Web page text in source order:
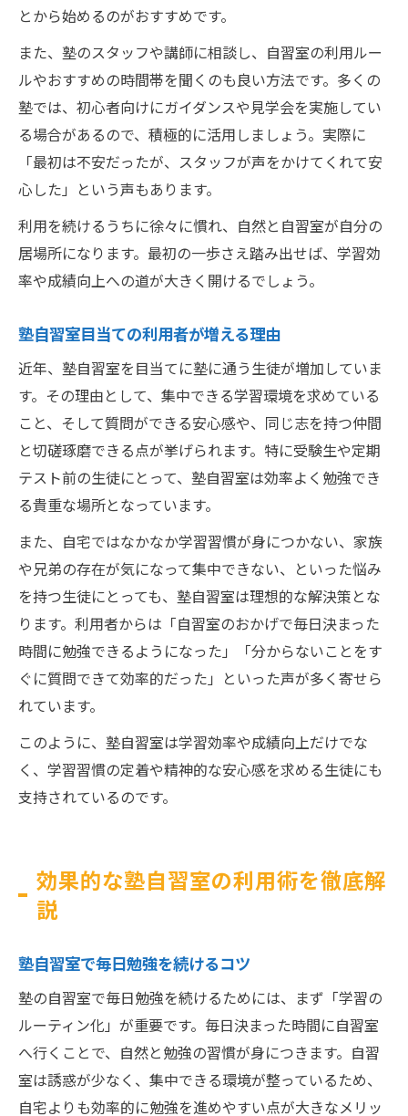
とから始めるのがおすすめです。
また、塾のスタッフや講師に相談し、自習室の利用ルー
ルやおすすめの時間帯を聞くのも良い方法です。多くの
塾では、初心者向けにガイダンスや見学会を実施してい
る場合があるので、積極的に活用しましょう。実際に
「最初は不安だったが、スタッフが声をかけてくれて安
心した」という声もあります。
利用を続けるうちに徐々に慣れ、自然と自習室が自分の
居場所になります。最初の一歩さえ踏み出せば、学習効
率や成績向上への道が大きく開けるでしょう。
塾自習室目当ての利用者が増える理由
近年、塾自習室を目当てに塾に通う生徒が増加していま
す。その理由として、集中できる学習環境を求めている
こと、そして質問ができる安心感や、同じ志を持つ仲間
と切磋琢磨できる点が挙げられます。特に受験生や定期
テスト前の生徒にとって、塾自習室は効率よく勉強でき
る貴重な場所となっています。
また、自宅ではなかなか学習習慣が身につかない、家族
や兄弟の存在が気になって集中できない、といった悩み
を持つ生徒にとっても、塾自習室は理想的な解決策とな
ります。利用者からは「自習室のおかげで毎日決まった
時間に勉強できるようになった」「分からないことをす
ぐに質問できて効率的だった」といった声が多く寄せら
れています。
このように、塾自習室は学習効率や成績向上だけでな
く、学習習慣の定着や精神的な安心感を求める生徒にも
支持されているのです。
効果的な塾自習室の利用術を徹底解
説
塾自習室で毎日勉強を続けるコツ
塾の自習室で毎日勉強を続けるためには、まず「学習の
ルーティン化」が重要です。毎日決まった時間に自習室
へ行くことで、自然と勉強の習慣が身につきます。自習
室は誘惑が少なく、集中できる環境が整っているため、
自宅よりも効率的に勉強を進めやすい点が大きなメリッ